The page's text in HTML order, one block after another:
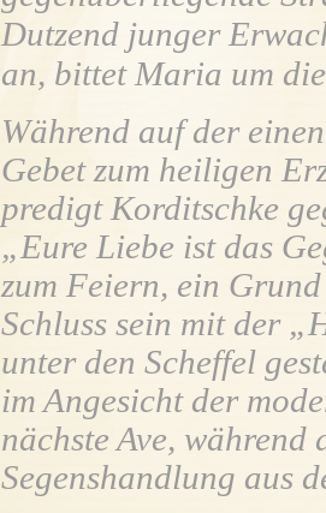
Dutzend junger
an, bittet Maria um
Während auf der
Gebet zum heiligen
predigt Korditschke
„Eure Liebe ist das
zum Feiern, ein
Schluss sein mit der
unter den Scheffel
im Angesicht der
nächste Ave,
Segenshandlung aus